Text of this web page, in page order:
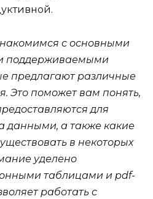
с основными
поддерживаемыми
предлагают различные
Это поможет вам понять,
для
данными, а также какие
в некоторых
уделено
таблицами и pdf-
работать с